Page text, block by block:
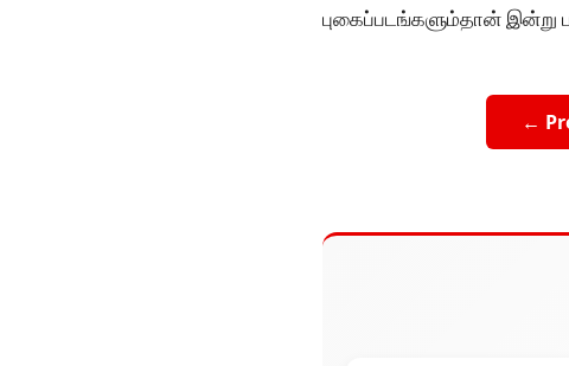
புகைப்படங்களும்தான் இன்று
←